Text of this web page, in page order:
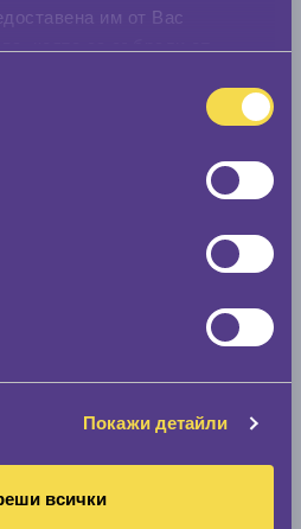
им от Вас
Покажи детайли
всички
размер
По марка автомобил